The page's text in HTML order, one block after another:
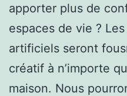
apporter plus de
espaces de vie ?
artificiels seront
créatif à n’importe
maison. Nous